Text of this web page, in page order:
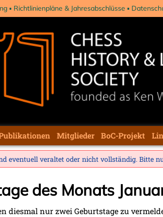
Richtlinienpläne & Jahresabschlüsse
Mitglieder BoC-Projekt
eventuell veraltet oder nicht vollständig. Bitte
des Monats
diesmal nur zwei Geburtstage zu